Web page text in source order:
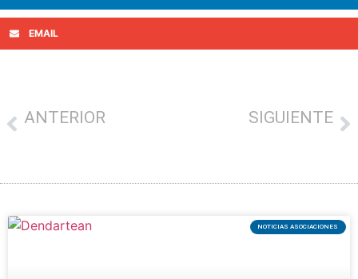
EMAIL
ANTERIOR SIGUIENTE
NOTICIAS ASOCIACIONES